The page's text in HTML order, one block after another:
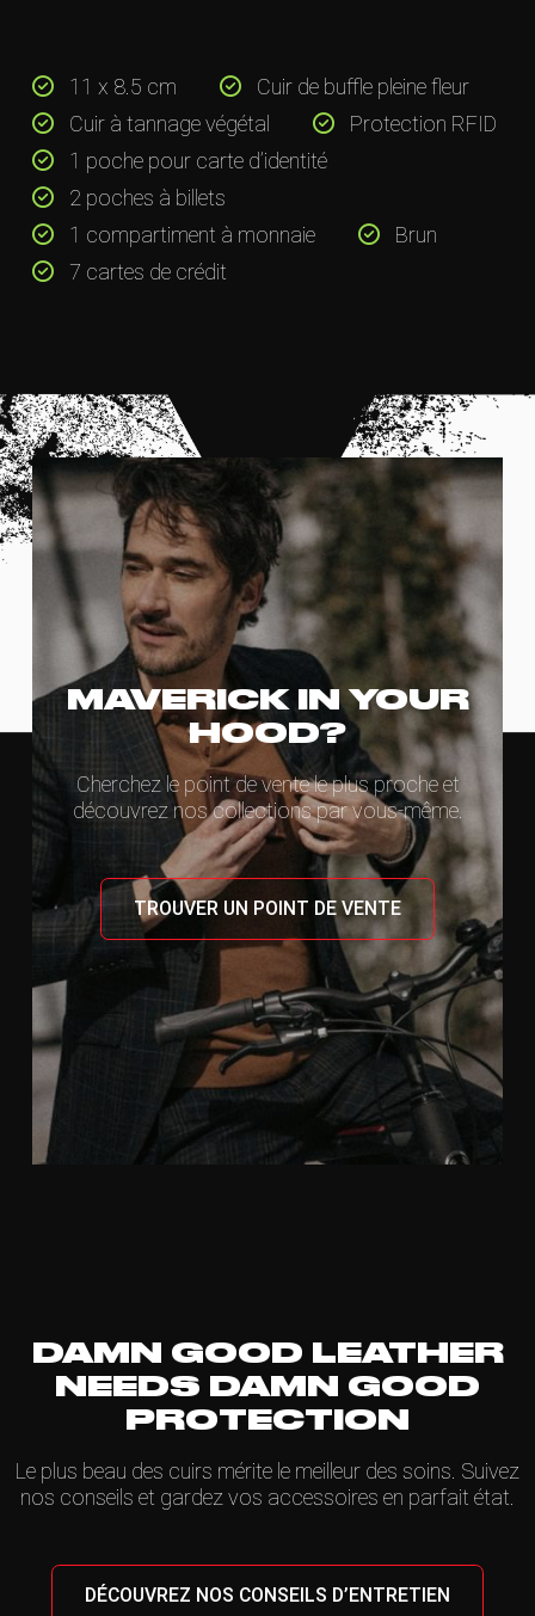
11 x 8.5 cm
Cuir de buffle pleine fleur
Cuir à tannage végétal
Protection RFID
1 poche pour carte d’identité
2 poches à billets
1 compartiment à monnaie
Brun
7 cartes de crédit
MAVERICK IN YOUR
HOOD?
Cherchez le point de vente le plus proche et
découvrez nos collections par vous-même.
TROUVER UN POINT DE VENTE
DAMN GOOD LEATHER
NEEDS DAMN GOOD
PROTECTION
Le plus beau des cuirs mérite le meilleur des soins. Suivez
nos conseils et gardez vos accessoires en parfait état.
DÉCOUVREZ NOS CONSEILS D’ENTRETIEN